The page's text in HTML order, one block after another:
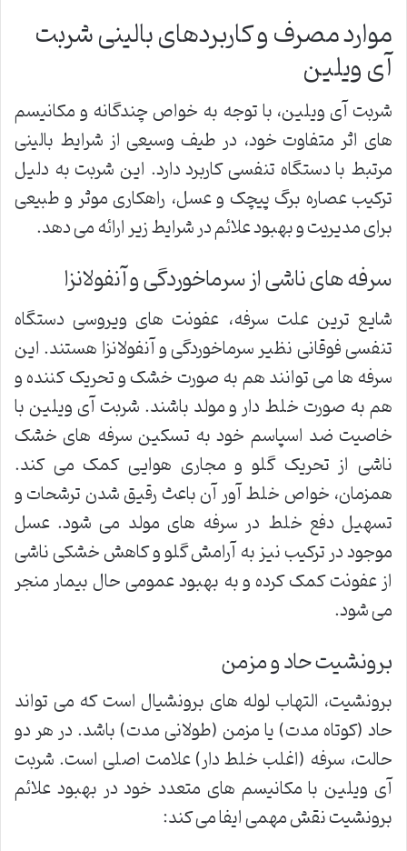
موارد مصرف و کاربردهای بالینی شربت
آی ویلین
شربت آی ویلین، با توجه به خواص چندگانه و مکانیسم
های اثر متفاوت خود، در طیف وسیعی از شرایط بالینی
مرتبط با دستگاه تنفسی کاربرد دارد. این شربت به دلیل
ترکیب عصاره برگ پیچک و عسل، راهکاری موثر و طبیعی
برای مدیریت و بهبود علائم در شرایط زیر ارائه می دهد.
سرفه های ناشی از سرماخوردگی و آنفولانزا
شایع ترین علت سرفه، عفونت های ویروسی دستگاه
تنفسی فوقانی نظیر سرماخوردگی و آنفولانزا هستند. این
سرفه ها می توانند هم به صورت خشک و تحریک کننده و
هم به صورت خلط دار و مولد باشند. شربت آی ویلین با
خاصیت ضد اسپاسم خود به تسکین سرفه های خشک
ناشی از تحریک گلو و مجاری هوایی کمک می کند.
همزمان، خواص خلط آور آن باعث رقیق شدن ترشحات و
تسهیل دفع خلط در سرفه های مولد می شود. عسل
موجود در ترکیب نیز به آرامش گلو و کاهش خشکی ناشی
از عفونت کمک کرده و به بهبود عمومی حال بیمار منجر
می شود.
برونشیت حاد و مزمن
برونشیت، التهاب لوله های برونشیال است که می تواند
حاد (کوتاه مدت) یا مزمن (طولانی مدت) باشد. در هر دو
حالت، سرفه (اغلب خلط دار) علامت اصلی است. شربت
آی ویلین با مکانیسم های متعدد خود در بهبود علائم
برونشیت نقش مهمی ایفا می کند: